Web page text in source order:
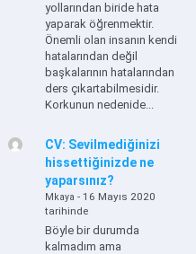
yollarından biride hata
yaparak öğrenmektir.
Önemli olan insanın kendi
hatalarından değil
başkalarının hatalarından
ders çıkartabilmesidir.
Korkunun nedenide...
CV: Sevilmediğinizi
hissettiğinizde ne
yaparsınız?
Mkaya - 16 Mayıs 2020
tarihinde
Böyle bir durumda
kalmadım ama